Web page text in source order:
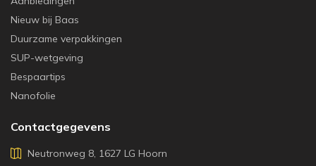
Nieuw bij Baas
Duurzame verpakkingen
SUP-wetgeving
Bespaartips
Nanofolie
Contactgegevens
Neutronweg 8, 1627 LG Hoorn